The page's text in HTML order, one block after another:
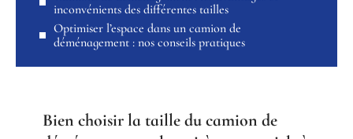
inconvénients des différentes tailles
Optimiser l’espace dans un camion de
déménagement : nos conseils pratiques
Bien choisir la taille du camion de